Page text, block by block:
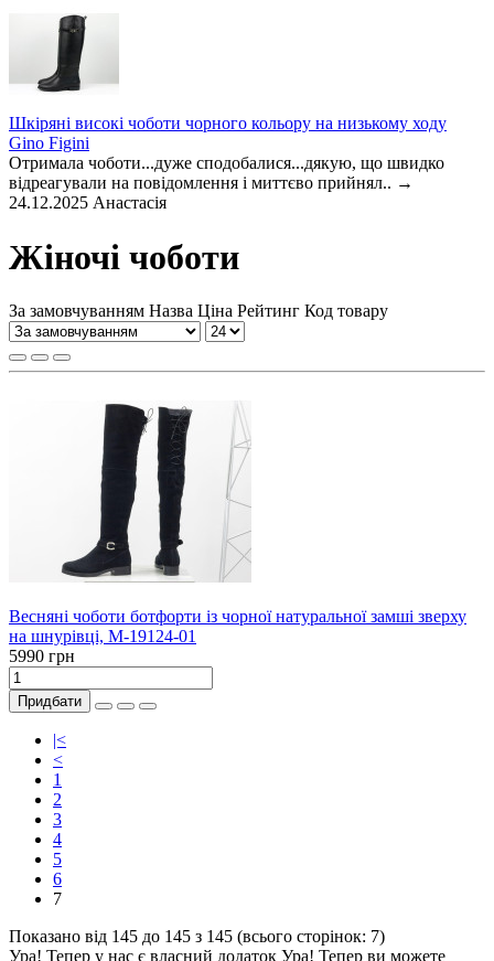
Шкіряні високі чоботи чорного кольору на низькому ходу
Gino Figini
Отримала чоботи...дуже сподобалися...дякую, що швидко
відреагували на повідомлення і миттєво прийнял.. →
24.12.2025 Анастасія
Жіночі чоботи
За замовчуванням Назва Ціна Рейтинг Код товару
Весняні чоботи ботфорти із чорної натуральної замші зверху
на шнурівці, М-19124-01
5990 грн
Придбати
|<
<
1
2
3
4
5
6
7
Показано від 145 до 145 з 145 (всього сторінок: 7)
Ура! Тепер у нас є власний додаток Ура! Тепер ви можете